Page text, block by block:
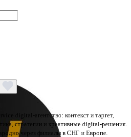
digital-агентство: контекст и таргет,
стратегии и креативные digital-решения.
через филиалы в СНГ и Европе.